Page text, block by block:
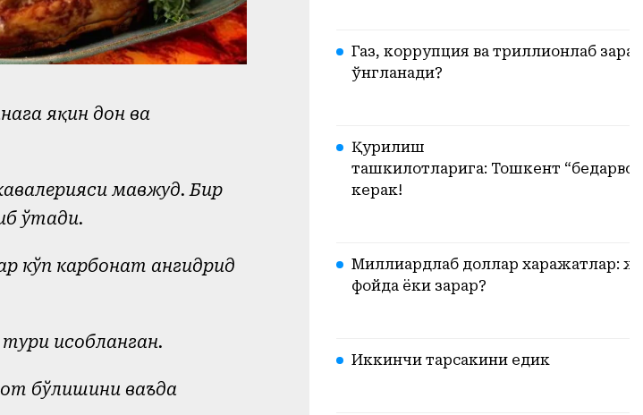
яқин дон ва
мавжуд. Бир
ўтади.
кўп карбонат ангидрид
ҳисобланган.
бўлишини ваъда
Газ, коррупция ва триллионлаб
ўнгланади?
Қурилиш
ташкилотларига: Тошкент
керак!
Миллиардлаб доллар харажатлар:
фойда ёки зарар?
Иккинчи тарсакини едик